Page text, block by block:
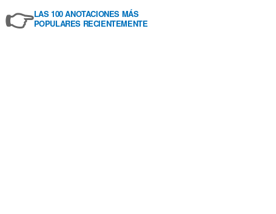
👉LAS 100 ANOTACIONES MÁS
POPULARES RECIENTEMENTE